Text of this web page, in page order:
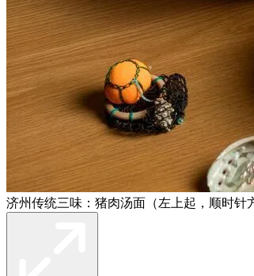
济州传统三味：猪肉汤面（左上起，顺时针